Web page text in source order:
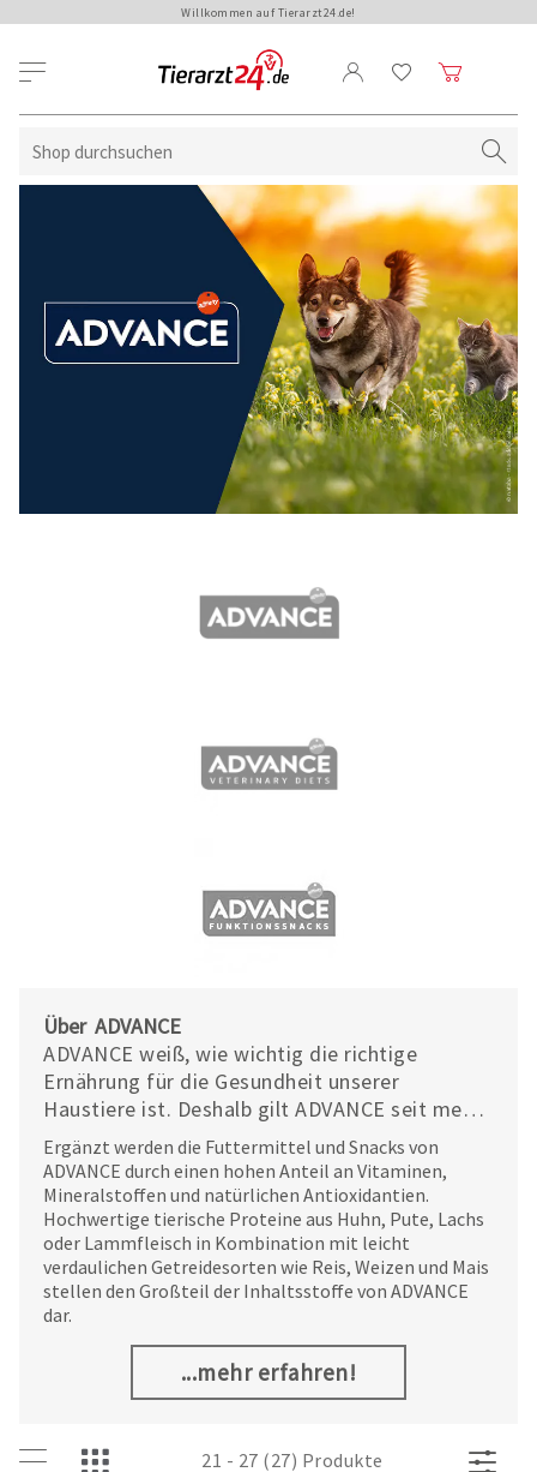
Willkommen auf Tierarzt24.de!
Über ADVANCE
ADVANCE weiß, wie wichtig die richtige
Ernährung für die Gesundheit unserer
Haustiere ist. Deshalb gilt ADVANCE seit mehr
als 50 Jahren als Experte in Sachen
Tiernahrung, dessen Priorität auf dem
Wohlergehen des Tieres und seinem Menschen
liegt.
Ergänzt werden die Futtermittel und Snacks von
ADVANCE durch einen hohen Anteil an Vitaminen,
Mineralstoffen und natürlichen Antioxidantien.
Hochwertige tierische Proteine aus Huhn, Pute, Lachs
oder Lammfleisch in Kombination mit leicht
verdaulichen Getreidesorten wie Reis, Weizen und Mais
stellen den Großteil der Inhaltsstoffe von ADVANCE
dar.
...mehr erfahren!
21 - 27 (27) Produkte